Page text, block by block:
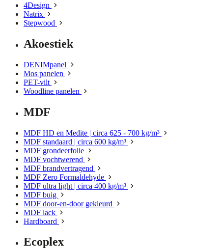
4Design
Natrix
Stepwood
Akoestiek
DENIMpanel
Mos panelen
PET-vilt
Woodline panelen
MDF
MDF HD en Medite | circa 625 - 700 kg/m³
MDF standaard | circa 600 kg/m³
MDF grondeerfolie
MDF vochtwerend
MDF brandvertragend
MDF Zero Formaldehyde
MDF ultra light | circa 400 kg/m³
MDF buig
MDF door-en-door gekleurd
MDF lack
Hardboard
Ecoplex